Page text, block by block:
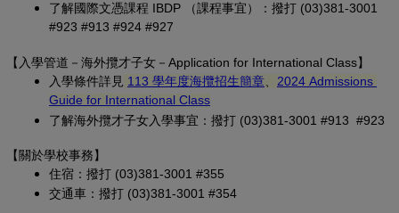
了解國際文憑課程 IBDP （課程事宜）：撥打 (03)381-3001
#923 #913 #924 #927
【 入學管道－ 海外攬才子女 －Application for International Class】
入學條件詳見 113 學年度海攬招生簡章 (另開新視窗)
2024 Admissions
Guide for International Class
了解海外攬才子女入學事宜：撥打 (03)381-3001 #913 #923
【關於學校事務】
住宿：撥打 (03)381-3001 #355
交通車：撥打 (03)381-3001 #354